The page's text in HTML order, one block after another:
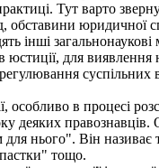
Тут варто
обставини юридичної
інші
для виявлення
особливо в процесі
деяких
нього". Він
тощо.